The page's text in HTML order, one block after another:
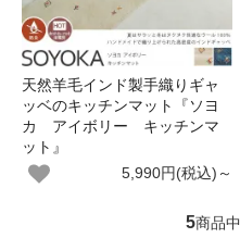
天然羊毛インド製手織りギャ
ッベのキッチンマット『ソヨ
カ アイボリー キッチンマ
ット』
5,990円(税込)～
5商品中